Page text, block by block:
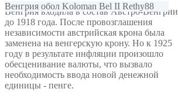
Венгрия обол Koloman Bel II Rethy88
Венгрия входила в состав Австро-Венгрии
до 1918 года. После провозглашения
независимости австрийская крона была
заменена на венгерскую крону. Но к 1925
году в результате инфляции произошло
обесценивание валюты, что вызвало
необходимость ввода новой денежной
единицы - пенге.